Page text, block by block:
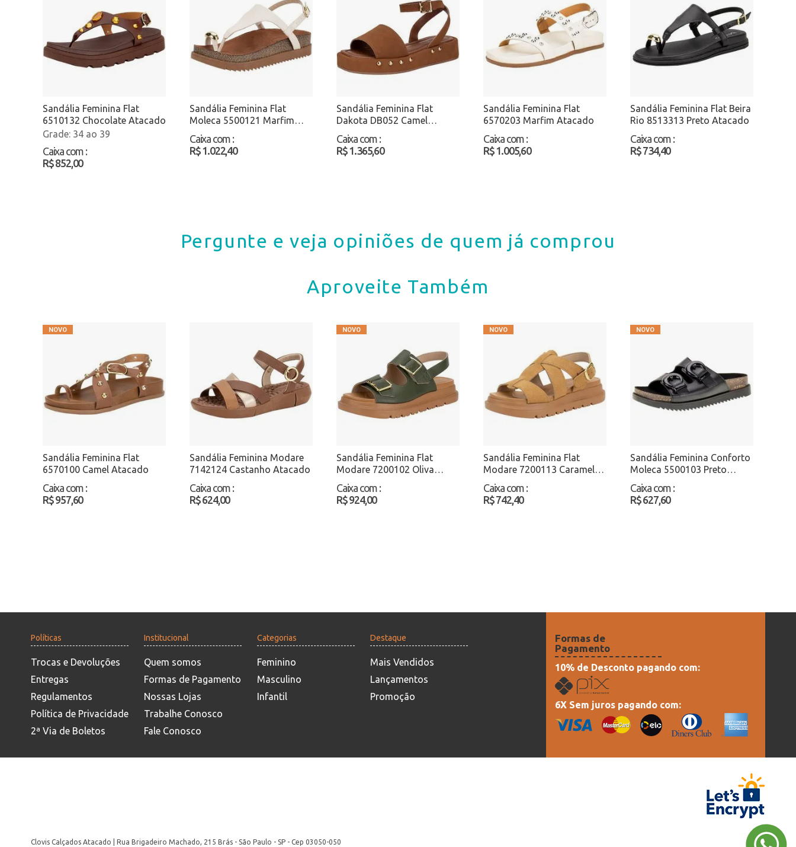
Sandália Feminina Flat
6510132 Chocolate Atacado
34 ao 39
Caixa com :
R$ 852,00
Sandália Feminina Flat
Moleca 5500121 Marfim
Atacado
Caixa com :
R$ 1.022,40
Sandália Feminina Flat
Dakota DB052 Camel
Atacado
Caixa com :
R$ 1.365,60
Sandália Feminina Flat
6570203 Marfim Atacado
Caixa com :
R$ 1.005,60
Sandália Feminina Flat Beira
Rio 8513313 Preto Atacado
Caixa com :
R$ 734,40
Pergunte e veja opiniões de quem já comprou
Aproveite Também
Sandália Feminina Flat
6570100 Camel Atacado
Caixa com :
R$ 957,60
Sandália Feminina Modare
7142124 Castanho Atacado
Caixa com :
R$ 624,00
Sandália Feminina Flat
Modare 7200102 Oliva
Atacado
Caixa com :
R$ 924,00
Sandália Feminina Flat
Modare 7200113 Caramelo
Atacado
Caixa com :
R$ 742,40
Sandália Feminina Conforto
Moleca 5500103 Preto
Atacado
Caixa com :
R$ 627,60
Políticas
Trocas e Devoluções
Entregas
Regulamentos
Política de Privacidade
2ª Via de Boletos
Institucional
Quem somos
Formas de Pagamento
Nossas Lojas
Trabalhe Conosco
Fale Conosco
Categorias
Feminino
Masculino
Infantil
Destaque
Mais Vendidos
Lançamentos
Promoção
Formas de
Pagamento
10% de Desconto pagando com:
6X Sem juros pagando com:
Clovis Calçados Atacado | Rua Brigadeiro Machado, 215 Brás - São Paulo - SP - Cep 03050-050